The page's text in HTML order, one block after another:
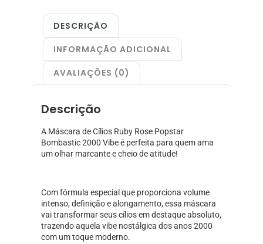
DESCRIÇÃO
INFORMAÇÃO ADICIONAL
AVALIAÇÕES (0)
Descrição
A Máscara de Cílios Ruby Rose Popstar
Bombastic 2000 Vibe é perfeita para quem ama
um olhar marcante e cheio de atitude!
Com fórmula especial que proporciona volume
intenso, definição e alongamento, essa máscara
vai transformar seus cílios em destaque absoluto,
trazendo aquela vibe nostálgica dos anos 2000
com um toque moderno.